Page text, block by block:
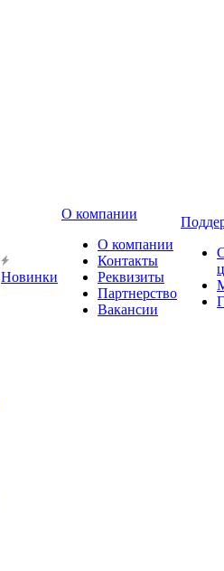
Новинки
О компании
О компании
Контакты
Реквизиты
Партнерство
Вакансии